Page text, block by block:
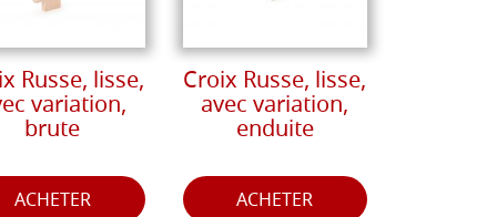
Russe, lisse,
variation,
brute
ACHETER
Croix Russe, lisse,
avec variation,
enduite
ACHETER